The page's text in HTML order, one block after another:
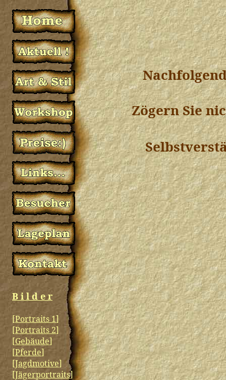
B i l d e r
[Portraits 1]
[Portraits 2]
[Gebäude]
[Pferde]
[Jagdmotive]
[Jägerportraits]
Zögern Sie